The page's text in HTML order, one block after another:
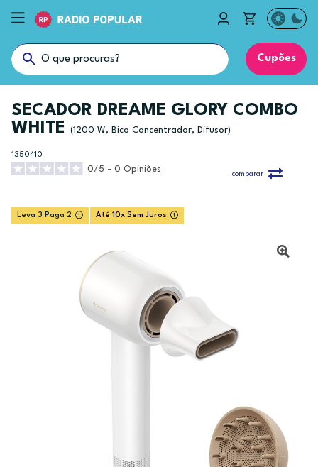
Cupões
SECADOR DREAME GLORY COMBO
WHITE
(1200 W, Bico Concentrador, Difusor)
1350410
0/5 - 0 Opiniões
comparar
Leva 3 Paga 2 Até 10x Sem Juros